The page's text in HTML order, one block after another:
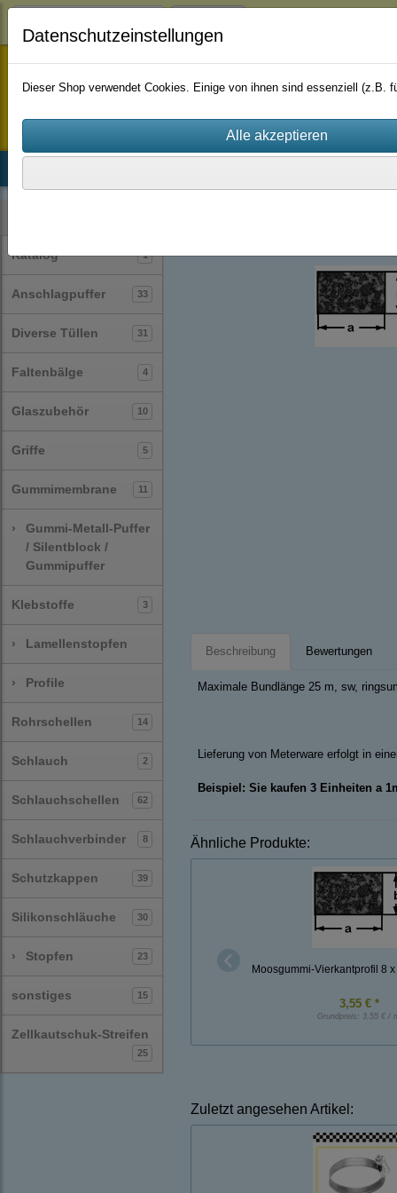
staufenbiel-berlin
Katalog 1
Anschlagpuffer 33
Diverse Tüllen 31
Faltenbälge 4
Glaszubehör 10
Griffe 5
Gummimembrane 11
›
Gummi-Metall-Puffer
/ Silentblock /
Gummipuffer
Klebstoffe 3
› Lamellenstopfen
› Profile
Rohrschellen 14
Schlauch 2
Schlauchschellen 62
Schlauchverbinder 8
Schutzkappen 39
Silikonschläuche 30
› Stopfen 23
sonstiges 15
Zellkautschuk-Streifen
25
Beschreibung Bewertungen
Maximale Bundlänge 25 m, sw,
Lieferung von Meterware erfolgt in
Beispiel: Sie kaufen 3 Einheiten a
Ähnliche Produkte:
Moosgummi-Vierkantprofil 8
3,55 € *
Grundpreis: 3,55 € /
Zuletzt angesehen Artikel:
Datenschutzeinstellungen
Dieser Shop verwendet Cookies. Einige von ihnen sind essenziell (z.B.